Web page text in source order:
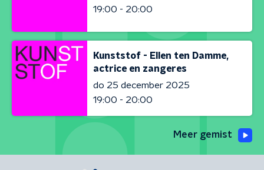
19:00 - 20:00
Kunststof - Ellen ten Damme,
actrice en zangeres
do 25 december 2025
19:00 - 20:00
Meer gemist